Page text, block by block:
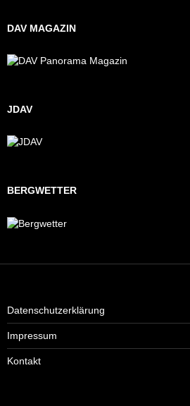
DAV MAGAZIN
JDAV
BERGWETTER
Datenschutzerklärung
Impressum
Kontakt